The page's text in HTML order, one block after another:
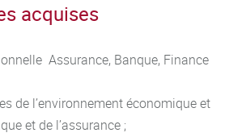
acquises
Assurance, Banque, Finance
de l’environnement économique et
et de l’assurance ;